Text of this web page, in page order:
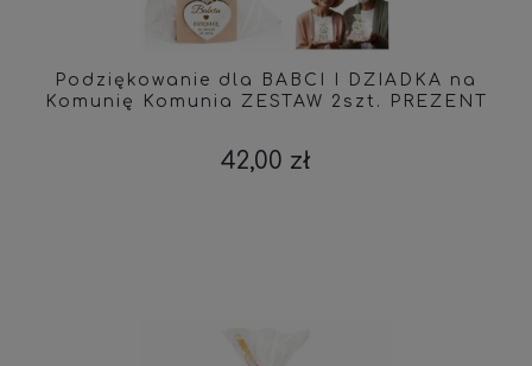
Podziękowanie dla BABCI I DZIADKA na
Komunię Komunia ZESTAW 2szt. PREZENT
42,00 zł